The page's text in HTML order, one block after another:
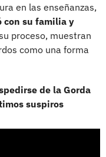
en las enseñanzas,
con su familia y
proceso, muestran
como una forma
de la Gorda
suspiros